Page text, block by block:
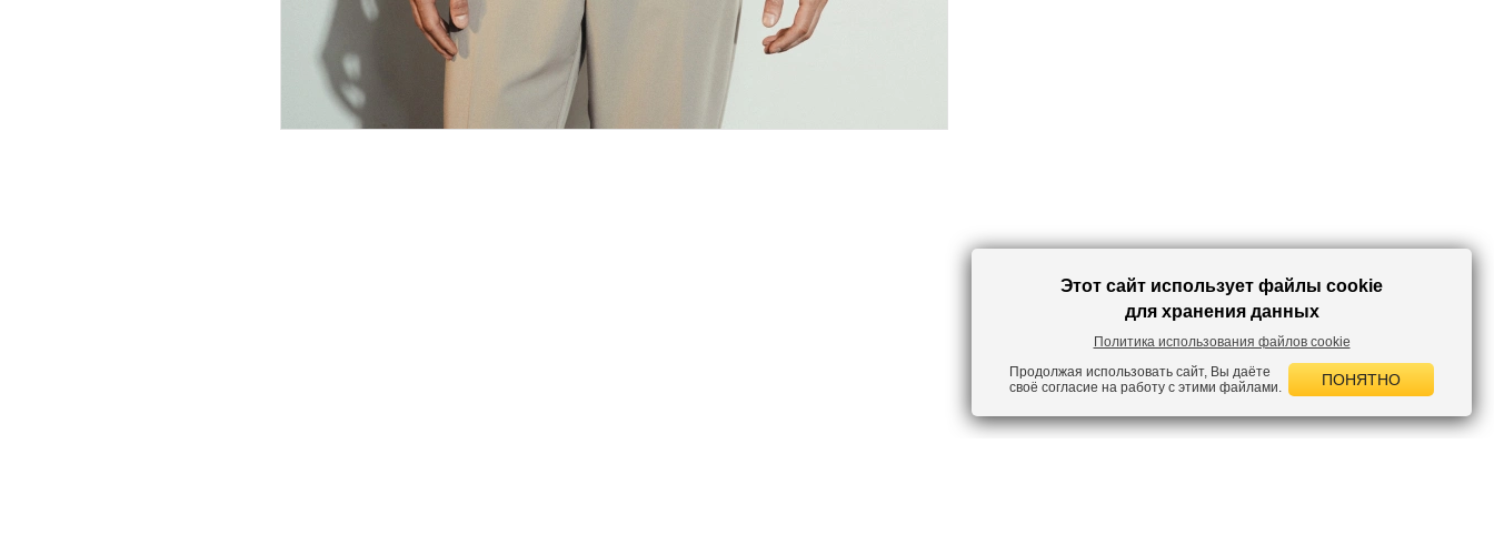
Этот сайт использует файлы cookie
для хранения данных
Политика использования файлов cookie
Продолжая использовать сайт, Вы даёте
своё согласие на работу с этими файлами.
ПОНЯТНО